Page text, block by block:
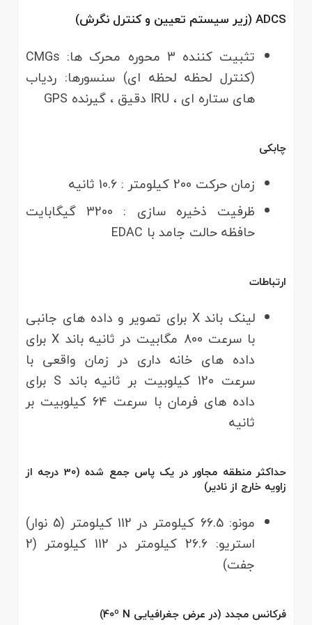
ADCS (زیر سیستم تعیین و کنترل نگرش)
تثبیت کننده 3 محوره محرک ها: CMGs
(کنترل لحظه لحظه ای) سنسورها: ردیاب
های ستاره ای ، IRU دقیق ، گیرنده GPS
چابکی
زمان حرکت 200 کیلومتر : 10.6 ثانیه
ظرفیت ذخیره سازی : 3200 گیگابایت
حافظه حالت جامد با EDAC
ارتباطات
لینک باند X برای تصویر و داده های جانبی
با سرعت 800 مگابیت در ثانیه باند X برای
داده های خانه داری در زمان واقعی با
سرعت 120 کیلوبیت بر ثانیه باند S برای
داده های فرمان با سرعت 64 کیلوبیت بر
ثانیه
حداکثر منطقه مجاور در یک پاس جمع شده (30 درجه از
زاویه خارج از نادیر)
مونو: 66.5 کیلومتر در 112 کیلومتر (5 نوار)
استریو: 26.6 کیلومتر در 112 کیلومتر (2
جفت)
فرکانس مجدد (در عرض جغرافیایی 40º N)